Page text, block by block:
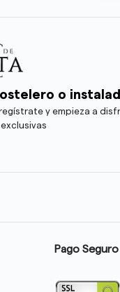
o
y empieza a
Pago Seguro